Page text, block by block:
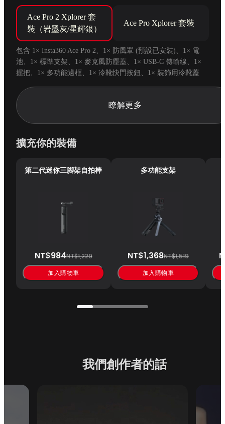
Ace Pro 2 Xplorer 套
裝（岩墨灰/星輝銀）
Ace Pro Xplorer 套裝
包含 1× Insta360 Ace Pro 2、1× 防風罩 (預設已安裝)、1× 電
池、1× 標準支架、1× 麥克風防塵蓋、1× USB-C 傳輸線、1×
握把、1× 多功能邊框、1× 冷靴快門按鈕、1× 裝飾用冷靴蓋
瞭解更多
擴充你的裝備
第二代迷你三腳架自拍棒
NT$984NT$1,229
加入購物車
多功能支架
NT$1,368NT$1,519
加入購物車
我們創作者的話